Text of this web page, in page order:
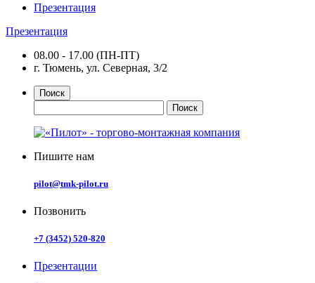
Презентация
Презентация
08.00 - 17.00 (ПН-ПТ)
г. Тюмень, ул. Северная, 3/2
Поиск
Пишите нам
pilot@tmk-pilot.ru
Позвонить
+7 (3452) 520-820
Презентации